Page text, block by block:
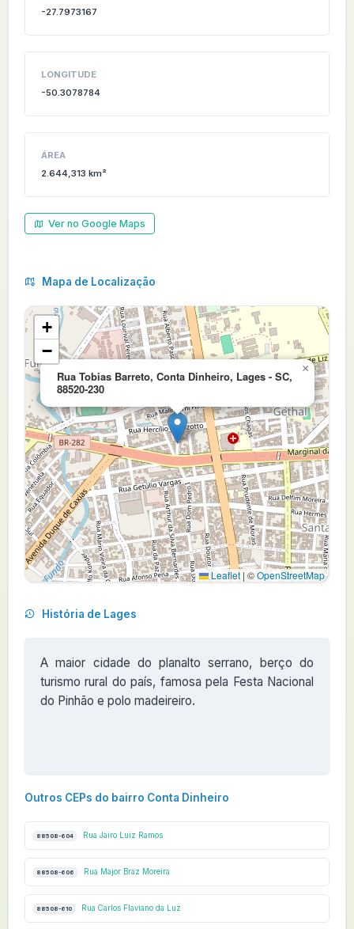
-27.7973167
LONGITUDE
-50.3078784
ÁREA
2.644,313 km²
Ver no Google Maps
Mapa de Localização
Rua Tobias Barreto, Conta Dinheiro, Lages - SC,
88520-230
×
+
−
Leaflet | ©OpenStreetMap
História de Lages
A maior cidade do planalto serrano, berço do
turismo rural do país, famosa pela Festa Nacional
do Pinhão e polo madeireiro.
Outros CEPs do bairro Conta Dinheiro
88508-604 Rua Jairo Luiz Ramos
88508-606 Rua Major Braz Moreira
88508-610 Rua Carlos Flaviano da Luz